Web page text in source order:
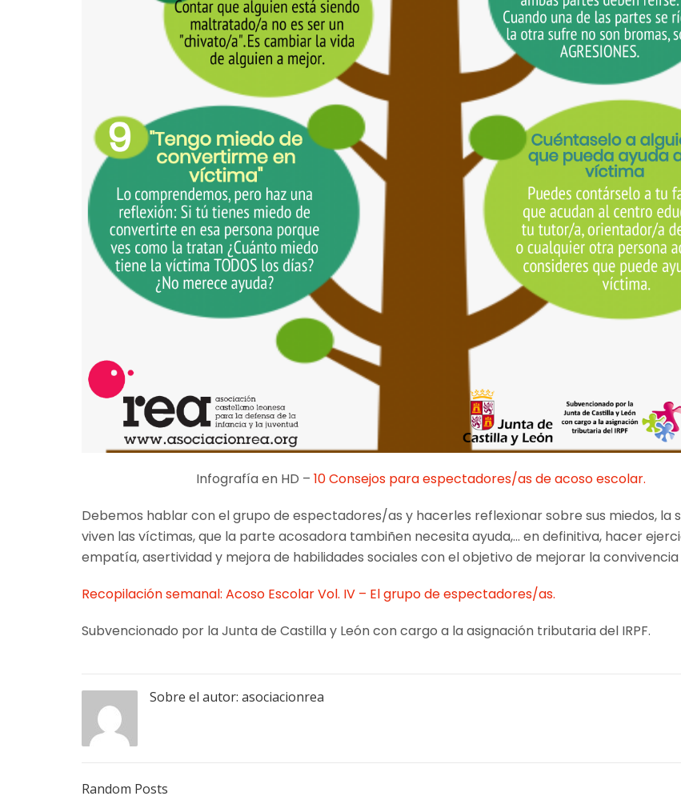
Infografía en HD – 10 Consejos para espectadores/as de acoso escolar.
Debemos hablar con el grupo de espectadores/as y hacerles reflexionar sobre sus miedos, la
viven las víctimas, que la parte acosadora tambiñen necesita ayuda,… en definitiva, hacer
empatía, asertividad y mejora de habilidades sociales con el objetivo de mejorar la convivencia
Recopilación semanal: Acoso Escolar Vol. IV – El grupo de espectadores/as.
Subvencionado por la Junta de Castilla y León con cargo a la asignación tributaria del IRPF.
Sobre el autor: asociacionrea
Random Posts